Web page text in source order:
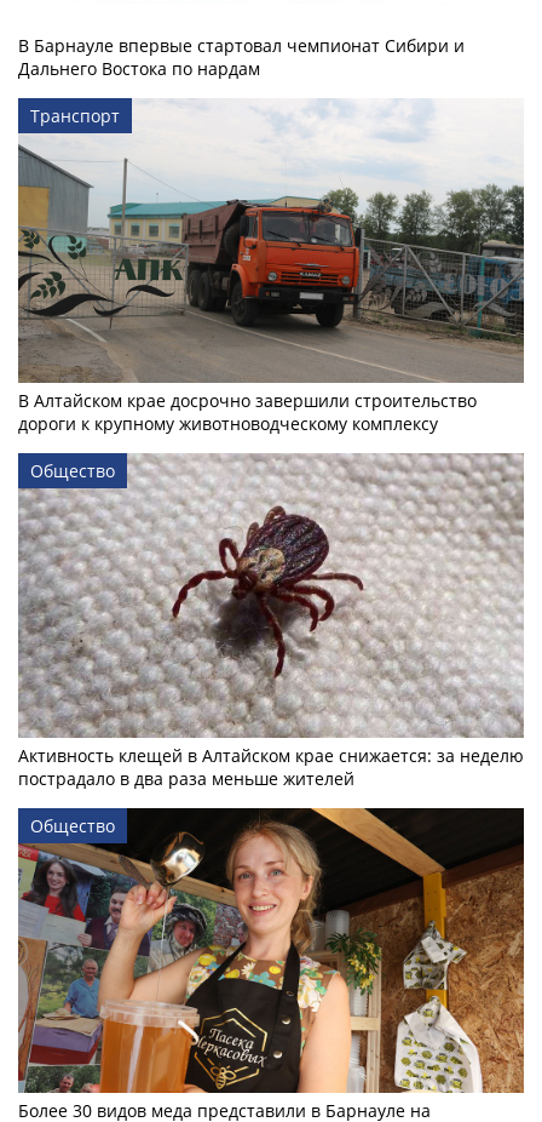
В Барнауле впервые стартовал чемпионат Сибири и
Дальнего Востока по нардам
Транспорт
В Алтайском крае досрочно завершили строительство
дороги к крупному животноводческому комплексу
Общество
Активность клещей в Алтайском крае снижается: за неделю
пострадало в два раза меньше жителей
Общество
Более 30 видов меда представили в Барнауле на